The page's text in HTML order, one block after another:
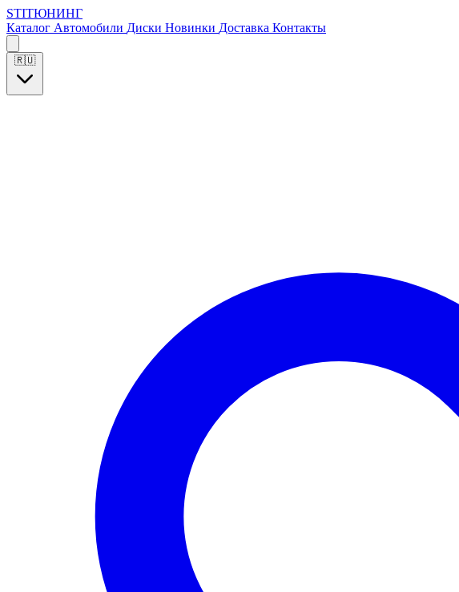
STIТЮНИНГ
Каталог Автомобили Диски Новинки Доставка Контакты
🇷🇺